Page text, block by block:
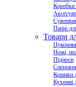
Коробки
Папір
Товари
Ножі,
Підноси
Кошики
Кухонні